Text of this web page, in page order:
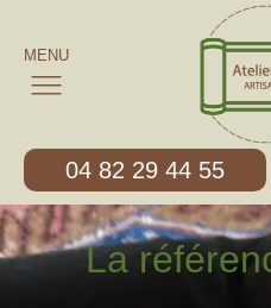
MENU
04 82 29 44 55
La